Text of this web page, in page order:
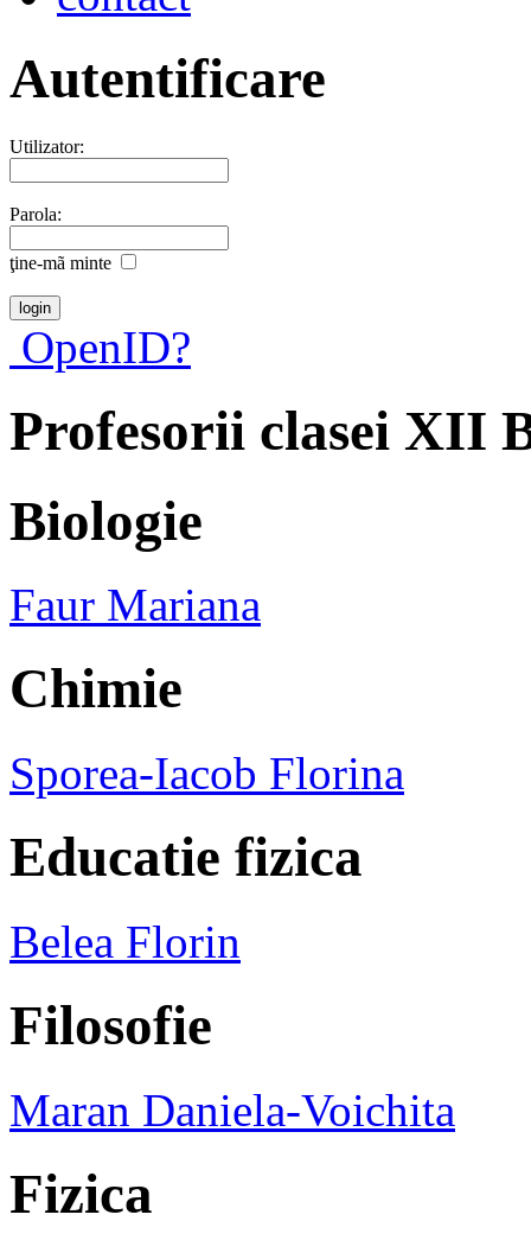
Autentificare
Utilizator:
Parola:
ţine-mã minte
OpenID?
Profesorii clasei XII
Biologie
Faur Mariana
Chimie
Sporea-Iacob Florina
Educatie fizica
Belea Florin
Filosofie
Maran Daniela-Voichita
Fizica